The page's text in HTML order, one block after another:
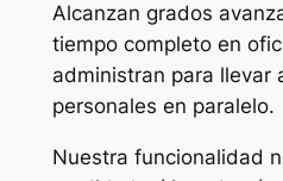
Alcanzan grados
tiempo completo en
administran para llevar
personales en paralelo.
Nuestra funcionalidad